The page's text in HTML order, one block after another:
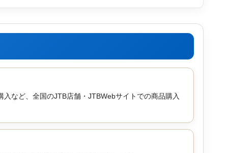
など、全国のJTB店舗・JTBWebサイトでの商品購入